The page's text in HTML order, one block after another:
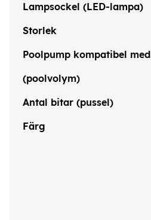
Lampsockel (LED-lampa)
Storlek
Poolpump kompatibel med
(poolvolym)
Antal bitar (pussel)
Färg